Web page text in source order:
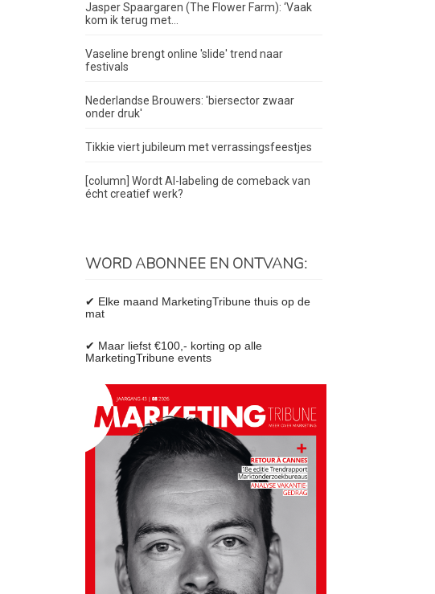
Jasper Spaargaren (The Flower Farm): ‘Vaak
kom ik terug met...
Vaseline brengt online 'slide' trend naar
festivals
Nederlandse Brouwers: 'biersector zwaar
onder druk'
Tikkie viert jubileum met verrassingsfeestjes
[column] Wordt AI-labeling de comeback van
écht creatief werk?
WORD ABONNEE EN ONTVANG:
✔ Elke maand MarketingTribune thuis op de
mat
✔ Maar liefst €100,- korting op alle
MarketingTribune events